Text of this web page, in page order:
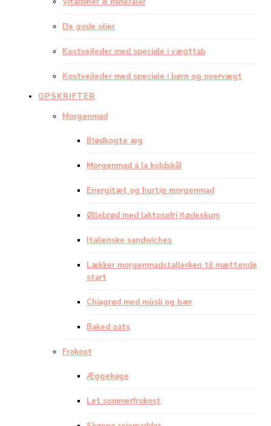
De gode olier
Kostvejleder med speciale i vægttab
Kostvejleder med speciale i børn og overvægt
OPSKRIFTER
Morgenmad
Blødkogte æg
Morgenmad á la koldskål
Energitæt og hurtig morgenmad
Øllebrød med laktosefri flødeskum
Italienske sandwiches
Lækker morgenmadstallerken til mættende
start
Chiagrød med müsli og bær
Baked oats
Frokost
Æggekage
Let sommerfrokost